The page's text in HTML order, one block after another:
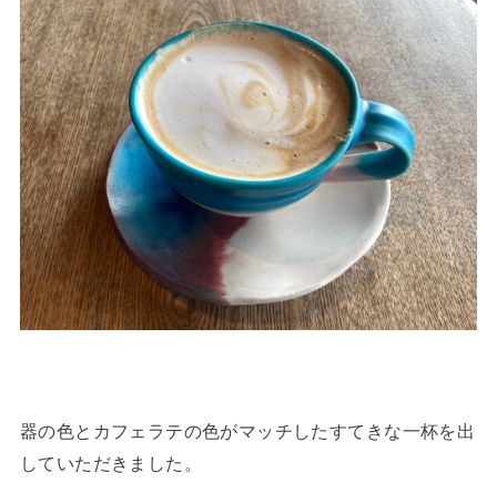
器の色とカフェラテの色がマッチしたすてきな一杯を出
していただきました。